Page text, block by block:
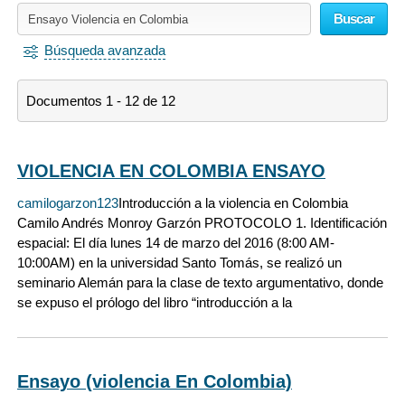
Iniciar sesión
Buscar
Búsqueda avanzada
Documentos 1 - 12 de 12
VIOLENCIA EN COLOMBIA ENSAYO
camilogarzon123Introducción a la violencia en Colombia
Camilo Andrés Monroy Garzón PROTOCOLO 1. Identificación
espacial: El día lunes 14 de marzo del 2016 (8:00 AM-
10:00AM) en la universidad Santo Tomás, se realizó un
seminario Alemán para la clase de texto argumentativo, donde
se expuso el prólogo del libro “introducción a la
Ensayo (violencia En Colombia)